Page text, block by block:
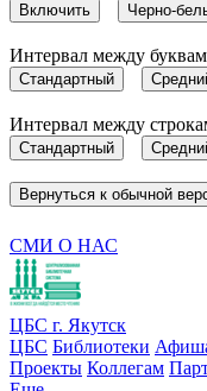
Включить Черно-
Интервал между
Стандартный
Интервал между
Стандартный
Вернуться к обычной
СМИ О НАС
ЦБС г. Якутск
ЦБС Библиотеки
Проекты Коллегам